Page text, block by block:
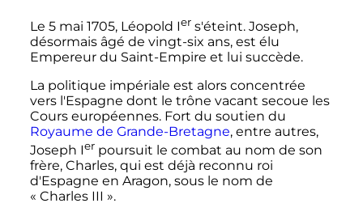
Le 5 mai 1705, Léopold Iers'éteint. Joseph,
désormais âgé de vingt-six ans, est élu
Empereur du Saint-Empire et lui succède.
La politique impériale est alors concentrée
vers l'Espagne dont le trône vacant secoue les
Cours européennes. Fort du soutien du
Royaume de Grande-Bretagne, entre autres,
Joseph Ier poursuit le combat au nom de son
frère, Charles, qui est déjà reconnu roi
d'Espagne en Aragon, sous le nom de
« Charles III ».